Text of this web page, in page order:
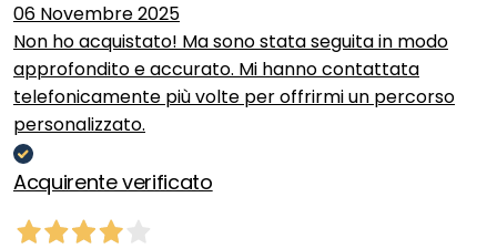
06 Novembre 2025
Non ho acquistato! Ma sono stata seguita in modo
approfondito e accurato. Mi hanno contattata
telefonicamente più volte per offrirmi un percorso
personalizzato.
Acquirente verificato